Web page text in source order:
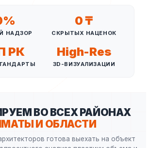
НАДЗОР
0 ₸
СКРЫТЫХ НАЦЕНОК
РК High-Res
3D-ВИЗУАЛИЗАЦИИ
ВО ВСЕХ РАЙОНАХ
И ОБЛАСТИ
готова выехать на объект